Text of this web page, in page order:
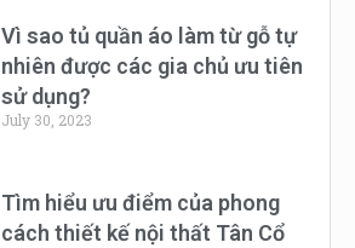
Vì sao tủ quần áo làm từ gỗ tự
nhiên được các gia chủ ưu tiên
sử dụng?
July 30, 2023
Tìm hiểu ưu điểm của phong
cách thiết kế nội thất Tân Cổ